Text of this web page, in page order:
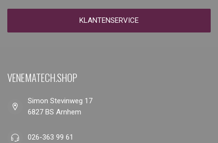
KLANTENSERVICE
VENEMATECH.SHOP
Simon Stevinweg 17
6827 BS Arnhem
026-363 99 61